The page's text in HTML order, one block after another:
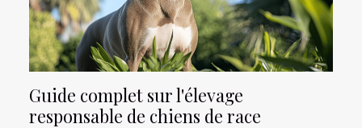
Guide complet sur l'élevage
responsable de chiens de race